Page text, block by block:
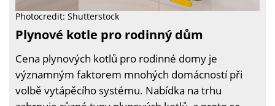
Photocredit: Shutterstock
Plynové kotle pro rodinný dům
Cena plynových kotlů pro rodinné domy je
významným faktorem mnohých domácností při
volbě vytápěcího systému. Nabídka na trhu